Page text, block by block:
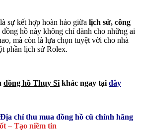
là sự kết hợp hoàn hảo giữa lịch sử, công
đồng hồ này không chỉ dành cho những ai
mà còn là lựa chọn tuyệt vời cho nhà
phần lịch sử Rolex.
đồng hồ Thụy Sĩkhác ngay tại đây
chỉ thu mua đồng hồ cũ chính hãng
– Tạo niềm tin